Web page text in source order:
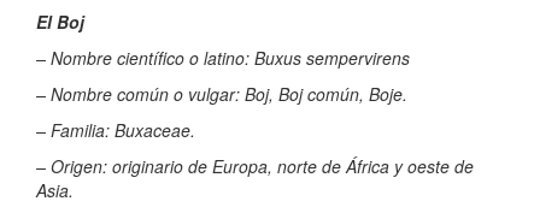
El Boj
– Nombre científico o latino: Buxus sempervirens
– Nombre común o vulgar: Boj, Boj común, Boje.
– Familia: Buxaceae.
– Origen: originario de Europa, norte de África y oeste de
Asia.